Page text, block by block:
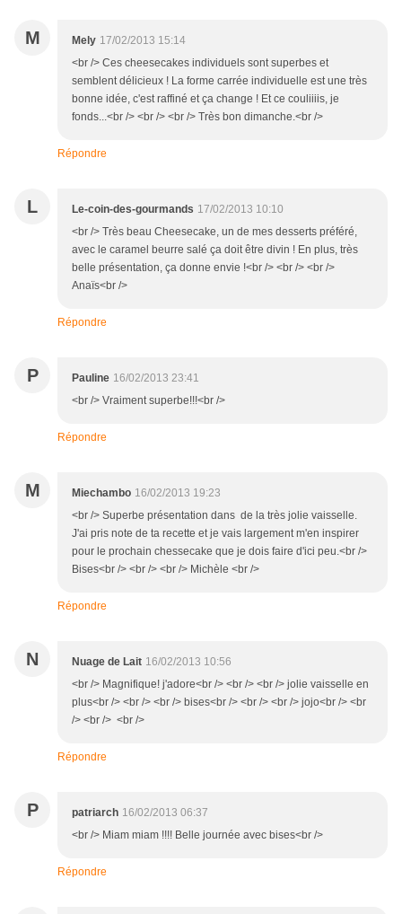
M Mely 17/02/2013 15:14
<br /> Ces cheesecakes individuels sont superbes et
semblent délicieux ! La forme carrée individuelle est une très
bonne idée, c'est raffiné et ça change ! Et ce couliiiis, je
fonds...<br /> <br /> <br /> Très bon dimanche.<br />
Répondre
L Le-coin-des-gourmands 17/02/2013 10:10
<br /> Très beau Cheesecake, un de mes desserts préféré,
avec le caramel beurre salé ça doit être divin ! En plus, très
belle présentation, ça donne envie !<br /> <br /> <br />
Anaïs<br />
Répondre
P Pauline 16/02/2013 23:41
<br /> Vraiment superbe!!!<br />
Répondre
M Miechambo 16/02/2013 19:23
<br /> Superbe présentation dans de la très jolie vaisselle.
J'ai pris note de ta recette et je vais largement m'en inspirer
pour le prochain chessecake que je dois faire d'ici peu.<br />
Bises<br /> <br /> <br /> Michèle <br />
Répondre
N Nuage de Lait 16/02/2013 10:56
<br /> Magnifique! j'adore<br /> <br /> <br /> jolie vaisselle en
plus<br /> <br /> <br /> bises<br /> <br /> <br /> jojo<br /> <br
/> <br /> <br />
Répondre
P patriarch 16/02/2013 06:37
<br /> Miam miam !!!! Belle journée avec bises<br />
Répondre